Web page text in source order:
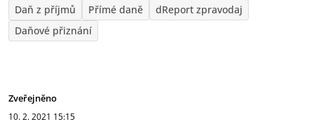
Daň z příjmů Přímé daně
dReport zpravodaj
Daňové přiznání
Zveřejněno
10. 2. 2021 15:15